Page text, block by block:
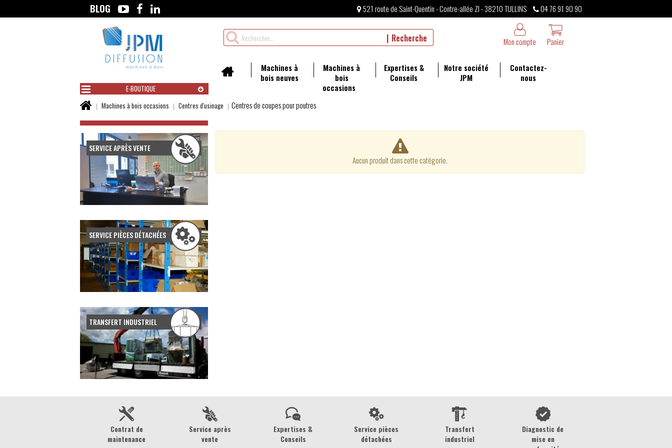
BLOG 521 route de Saint-Quentin - Contre-allée ZI - 38210 TULLINS
04 76 91 90 90
Rechercher
un
Recherche Panier
Mon compte
Machines à
bois neuves
Machines à
bois
occasions
Expertises &
Conseils
Notre société
JPM
Contactez-
nous
E-BOUTIQUE
Vous
ici :
Machines à bois occasions Centres d'usinage Centres de coupes pour poutres
Aucun produit dans cette catégorie.
SERVICE APRÈS VENTE
SERVICE PIÈCES DÉTACHÉES
TRANSFERT INDUSTRIEL
Contrat de
maintenance
Service après
vente
Expertises &
Conseils
Service pièces
détachées
Transfert
industriel
Diagnostic de
mise en